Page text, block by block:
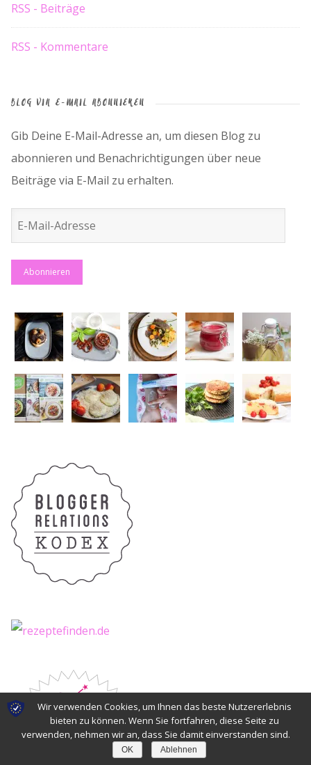
RSS - Beiträge
RSS - Kommentare
BLOG VIA E-MAIL ABONNIEREN
Gib Deine E-Mail-Adresse an, um diesen Blog zu
abonnieren und Benachrichtigungen über neue
Beiträge via E-Mail zu erhalten.
E-
Mail-
Adresse
Wir verwenden Cookies, um Ihnen das beste Nutzererlebnis
bieten zu können. Wenn Sie fortfahren, diese Seite zu
verwenden, nehmen wir an, dass Sie damit einverstanden sind.
OK Ablehnen